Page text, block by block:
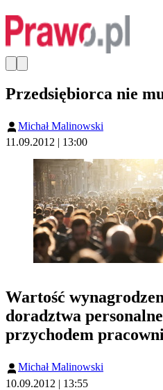
Przedsiębiorca nie
Michał Malinowski
11.09.2012 | 13:00
Wartość
doradztwa
przychodem
Michał Malinowski
10.09.2012 | 13:55